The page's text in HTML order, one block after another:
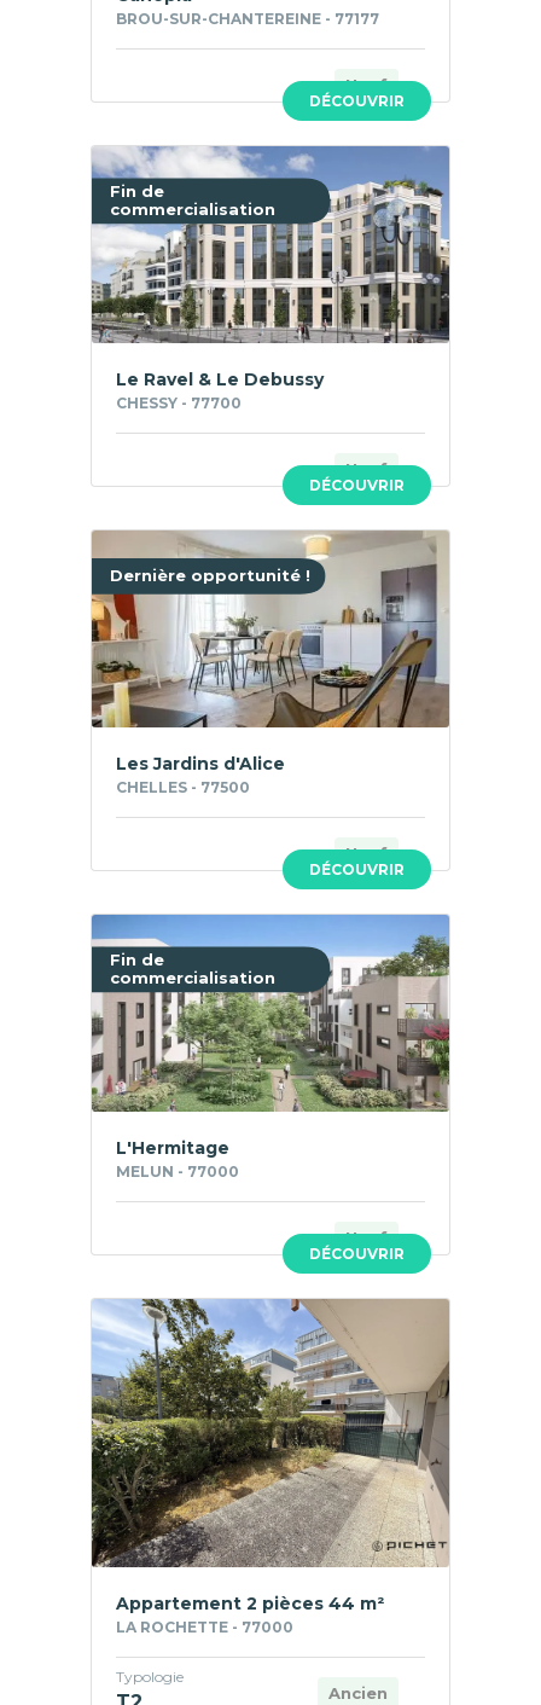
DÉCOUVRIR
BROU-SUR-CHANTEREINE - 77177
Neuf
Fin de
commercialisation
DÉCOUVRIR
Le Ravel & Le Debussy
CHESSY - 77700
Neuf
Dernière opportunité !
DÉCOUVRIR
Les Jardins d'Alice
CHELLES - 77500
Neuf
Fin de
commercialisation
DÉCOUVRIR
L'Hermitage
MELUN - 77000
Neuf
Appartement 2 pièces 44 m²
LA ROCHETTE - 77000
Ancien
Typologie